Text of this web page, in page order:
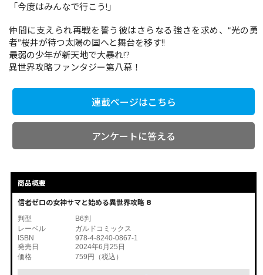
「今度はみんなで行こう!」
仲間に支えられ再戦を誓う彼はさらなる強さを求め、“光の勇
者”桜井が待つ太陽の国へと舞台を移す!!
最弱の少年が新天地で大暴れ!?
異世界攻略ファンタジー第八幕！
連載ページはこちら
アンケートに答える
商品概要
信者ゼロの女神サマと始める異世界攻略 8
判型
B6判
レーベル
ガルドコミックス
ISBN
978-4-8240-0867-1
発売日
2024年6月25日
価格
759円（税込）